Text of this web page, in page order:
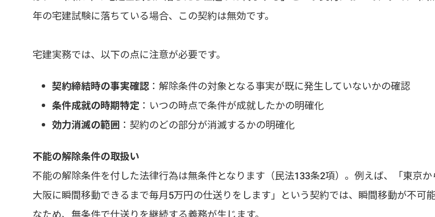
年の宅建試験に落ちている場合、この契約は無効です。
宅建実務では、以下の点に注意が必要です。
契約締結時の事実確認 ：解除条件の対象となる事実が既に発生していないかの確認
条件成就の時期特定 ：いつの時点で条件が成就したかの明確化
効力消滅の範囲 ：契約のどの部分が消滅するかの明確化
不能の解除条件の取扱い
不能の解除条件を付した法律行為は無条件となります（民法133条2項）。例えば、「東京か
大阪に瞬間移動できるまで毎月5万円の仕送りをします」という契約では、瞬間移動が不可